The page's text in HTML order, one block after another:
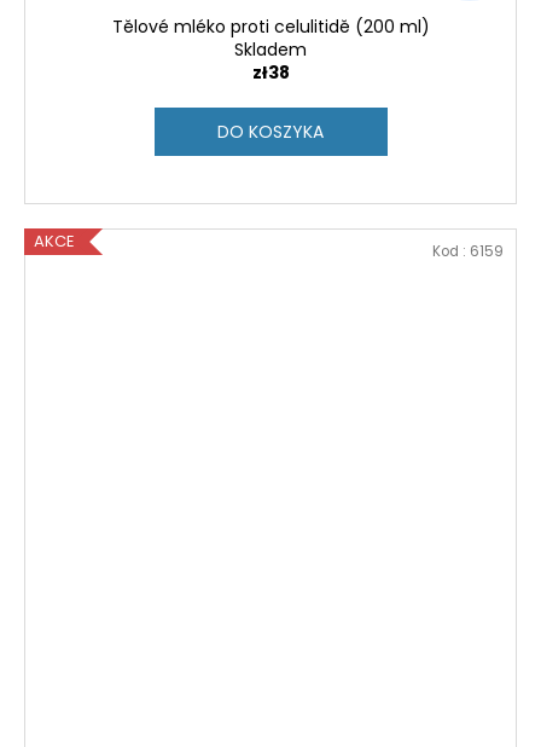
Tělové mléko proti celulitidě (200 ml)
Skladem
zł38
DO KOSZYKA
AKCE Kod : 6159